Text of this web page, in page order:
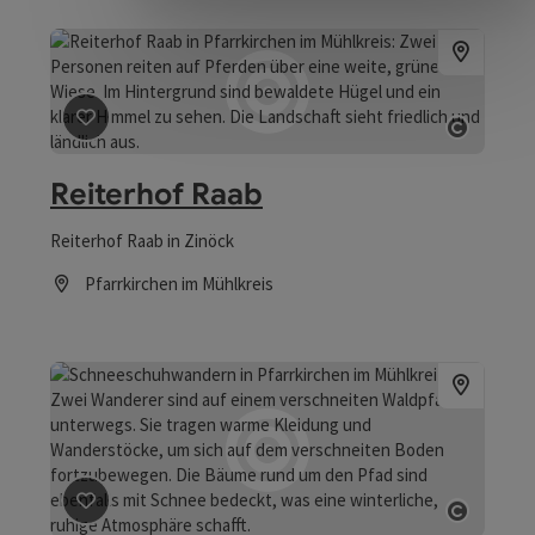
Beitrag merken
Reiterhof Raab
Reiterhof Raab in Zinöck
Pfarrkirchen im Mühlkreis
Beitrag merken: Schneeschuhwandern